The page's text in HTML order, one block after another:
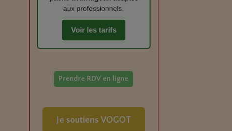
aux professionnels.
Voir les tarifs
Prendre RDV en ligne
Je soutiens VOGOT